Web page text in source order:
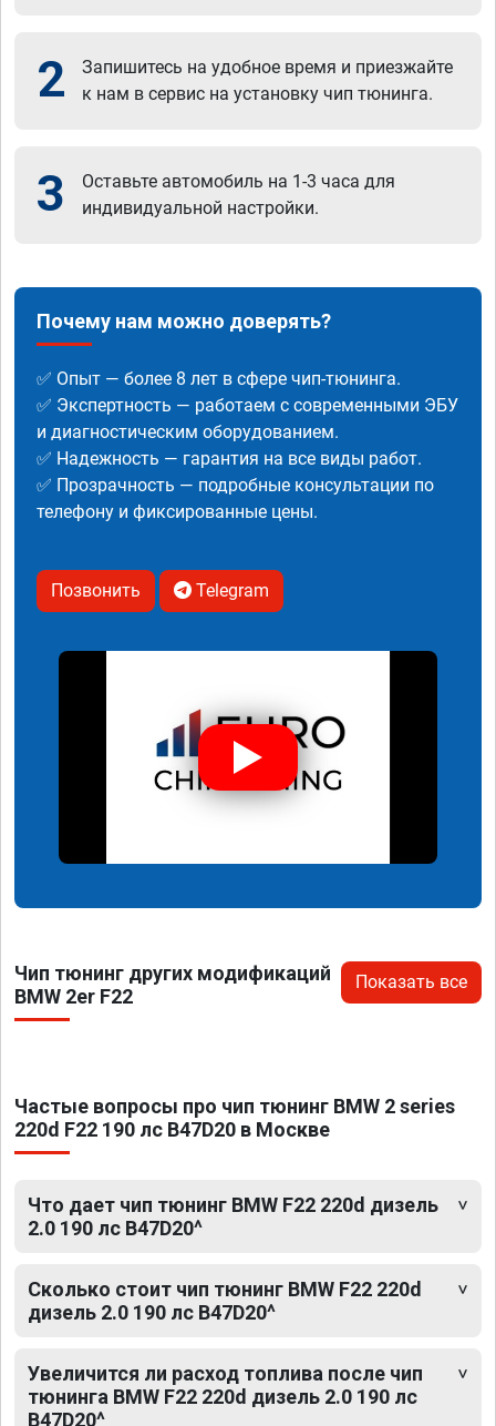
2
Запишитесь на удобное время и приезжайте
к нам в сервис на установку чип тюнинга.
3
Оставьте автомобиль на 1-3 часа для
индивидуальной настройки.
Почему нам можно доверять?
✅ Опыт — более 8 лет в сфере чип-тюнинга.
✅ Экспертность — работаем с современными ЭБУ
и диагностическим оборудованием.
✅ Надежность — гарантия на все виды работ.
✅ Прозрачность — подробные консультации по
телефону и фиксированные цены.
Позвонить Telegram
Чип тюнинг других модификаций
BMW 2er F22
Показать все
Частые вопросы про чип тюнинг BMW 2 series
220d F22 190 лс B47D20 в Москве
Что дает чип тюнинг BMW F22 220d дизель
2.0 190 лс B47D20^
Сколько стоит чип тюнинг BMW F22 220d
дизель 2.0 190 лс B47D20^
Увеличится ли расход топлива после чип
тюнинга BMW F22 220d дизель 2.0 190 лс
B47D20^